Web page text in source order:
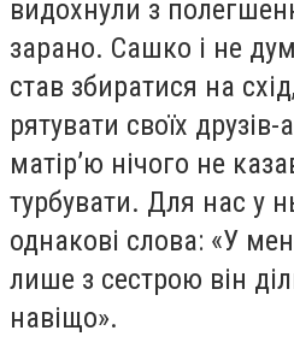
видохнули з
зарано. Сашко і не
став збиратися на
рятувати своїх
матір’ю нічого не
турбувати. Для нас у
однакові слова: «У
лише з сестрою він
навіщо».